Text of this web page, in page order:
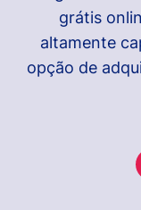
grátis
altamente
opção de